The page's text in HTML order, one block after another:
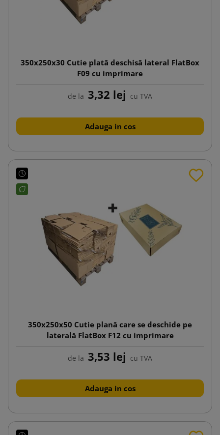
350x250x30 Cutie plată deschisă lateral FlatBox
F09 cu imprimare
de la 3,32 lej cu TVA
Adauga in cos
350x250x50 Cutie plană care se deschide pe
laterală FlatBox F12 cu imprimare
de la 3,53 lej cu TVA
Adauga in cos